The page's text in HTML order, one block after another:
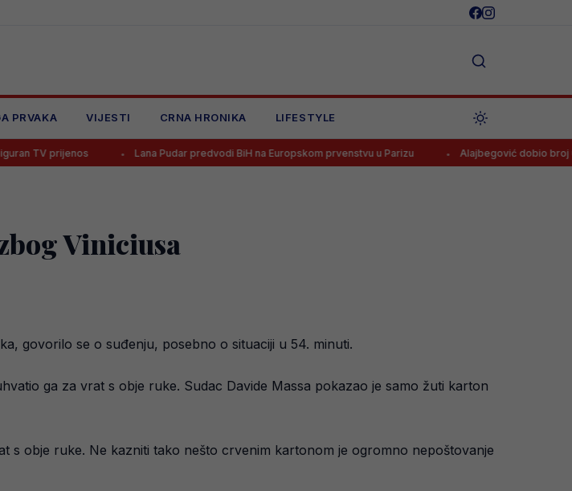
PRVAKA VIJESTI CRNA HRONIKA LIFESTYLE
Lana Pudar predvodi BiH na Europskom prvenstvu u Parizu Alajbegović dobio broj u
Viniciusa
govorilo se o suđenju, posebno o situaciji u 54. minuti.
ga za vrat s obje ruke. Sudac Davide Massa pokazao je samo žuti karton
s obje ruke. Ne kazniti tako nešto crvenim kartonom je ogromno nepoštovanje